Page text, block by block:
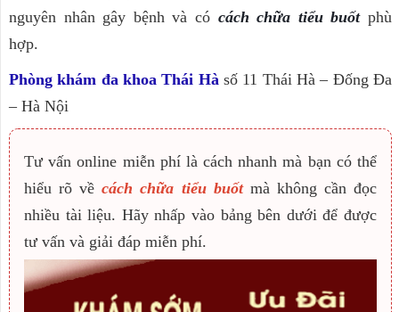
nguyên nhân gây bệnh và có cách chữa tiểu buốtphù
hợp.
Phòng khám đa khoa Thái Hà số 11 Thái Hà – Đống Đa
– Hà Nội
Tư vấn online miễn phí là cách nhanh mà bạn có thể
hiểu rõ vềcách chữa tiểu buốtmà không cần đọc
nhiều tài liệu. Hãy nhấp vào bảng bên dưới để được
tư vấn và giải đáp miễn phí.